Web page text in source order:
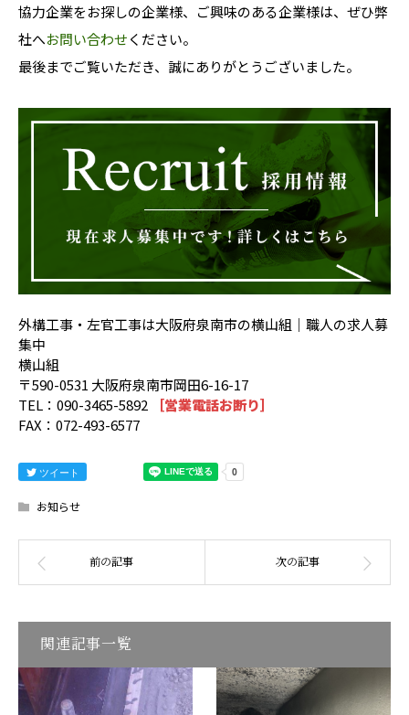
協力企業をお探しの企業様、ご興味のある企業様は、ぜひ弊
社へお問い合わせください。
最後までご覧いただき、誠にありがとうございました。
外構工事・左官工事は大阪府泉南市の横山組｜職人の求人募
集中
横山組
〒590-0531 大阪府泉南市岡田6-16-17
TEL：090-3465-5892
［営業電話お断り］
FAX：072-493-6577
ツイート
お知らせ
関連記事一覧